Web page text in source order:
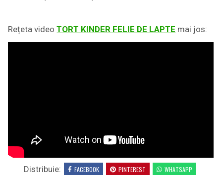
Rețeta videoTORT KINDER FELIE DE LAPTE mai jos:
Distribuie: FACEBOOK PINTEREST
WHATSAPP